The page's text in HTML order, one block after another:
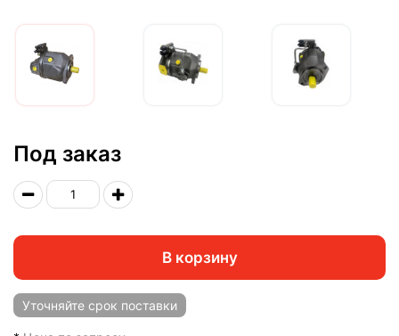
Под заказ
В корзину
Уточняйте срок поставки